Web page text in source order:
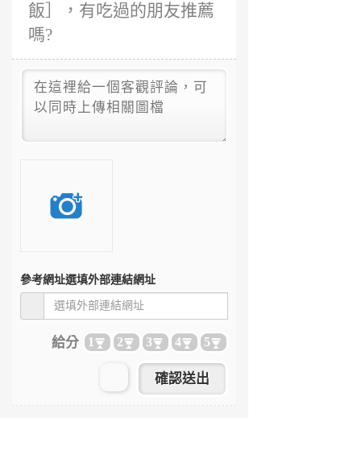
飯］，有吃過的朋友推薦
嗎?
參考網址選填外部連結網址
給分 1 2 3 4 5